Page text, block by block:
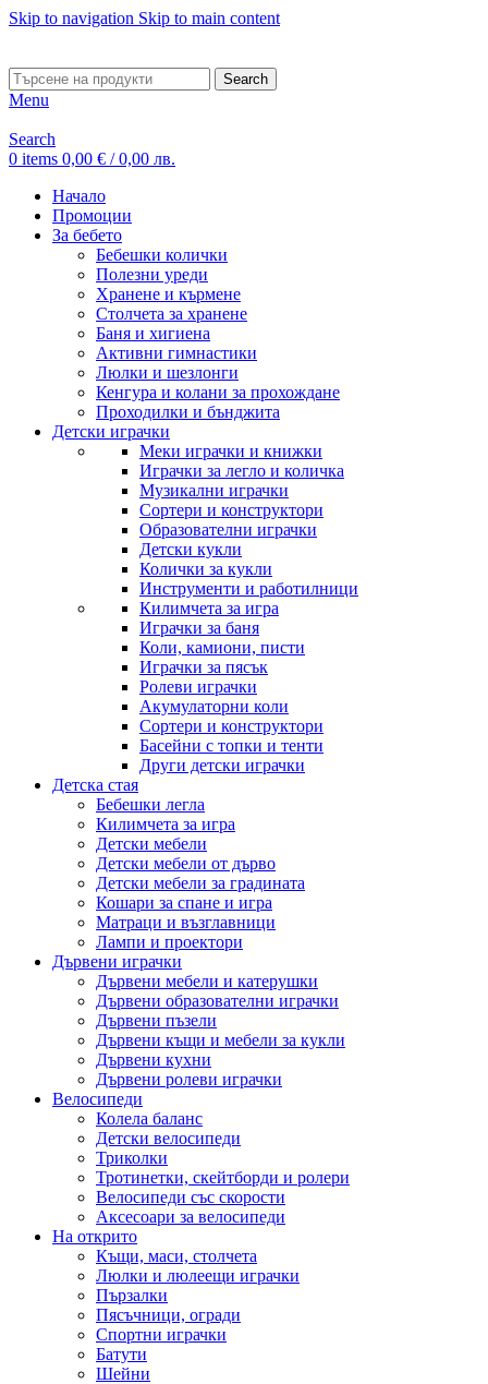
Skip to navigation Skip to main content
Search
Menu
Search
0 items 0,00 € / 0,00 лв.
Начало
Промоции
За бебето
Бебешки колички
Полезни уреди
Хранене и кърмене
Столчета за хранене
Баня и хигиена
Активни гимнастики
Люлки и шезлонги
Кенгура и колани за прохождане
Проходилки и бънджита
Детски играчки
Меки играчки и книжки
Играчки за легло и количка
Музикални играчки
Сортери и конструктори
Образователни играчки
Детски кукли
Колички за кукли
Инструменти и работилници
Килимчета за игра
Играчки за баня
Коли, камиони, писти
Играчки за пясък
Ролеви играчки
Акумулаторни коли
Сортери и конструктори
Басейни с топки и тенти
Други детски играчки
Детска стая
Бебешки легла
Килимчета за игра
Детски мебели
Детски мебели от дърво
Детски мебели за градината
Кошари за спане и игра
Матраци и възглавници
Лампи и проектори
Дървени играчки
Дървени мебели и катерушки
Дървени образователни играчки
Дървени пъзели
Дървени къщи и мебели за кукли
Дървени кухни
Дървени ролеви играчки
Велосипеди
Колела баланс
Детски велосипеди
Триколки
Тротинетки, скейтборди и ролери
Велосипеди със скорости
Аксесоари за велосипеди
На открито
Къщи, маси, столчета
Люлки и люлеещи играчки
Пързалки
Пясъчници, огради
Спортни играчки
Батути
Шейни